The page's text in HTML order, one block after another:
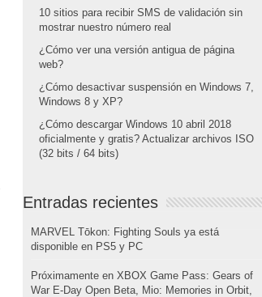
10 sitios para recibir SMS de validación sin
mostrar nuestro número real
¿Cómo ver una versión antigua de página
web?
¿Cómo desactivar suspensión en Windows 7,
Windows 8 y XP?
¿Cómo descargar Windows 10 abril 2018
oficialmente y gratis? Actualizar archivos ISO
(32 bits / 64 bits)
Entradas recientes
MARVEL Tōkon: Fighting Souls ya está
disponible en PS5 y PC
Próximamente en XBOX Game Pass: Gears of
War E-Day Open Beta, Mio: Memories in Orbit,